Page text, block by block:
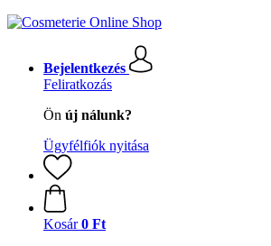
Bejelentkezés
Feliratkozás
Ön új nálunk?
Ügyfélfiók nyitása
Kosár 0 Ft